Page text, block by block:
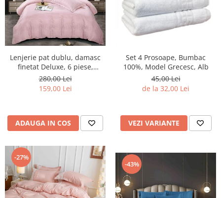
Lenjerie pat dublu, damasc
finetat Deluxe, 6 piese,
cearceaf pat cu elastic, Roz,
RS34
280,00 Lei
159,00 Lei
ADAUGA IN COS
Set 4 Prosoape, Bumbac
100%, Model Grecesc, Alb
45,00 Lei
de la 32,00 Lei
VEZI VARIANTE
-27%
-43%